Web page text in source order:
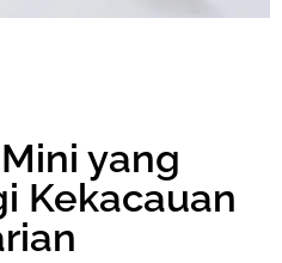
yang
Kekacauan